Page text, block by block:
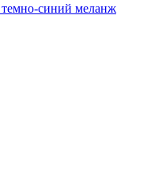
синий меланж